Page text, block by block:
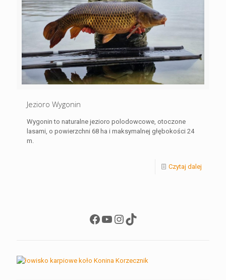
Jezioro Wygonin
Wygonin to naturalne jezioro polodowcowe, otoczone
lasami, o powierzchni 68 ha i maksymalnej głębokości 24
m.
Czytaj dalej
Facebook
YouTube
Instagram
TikTok